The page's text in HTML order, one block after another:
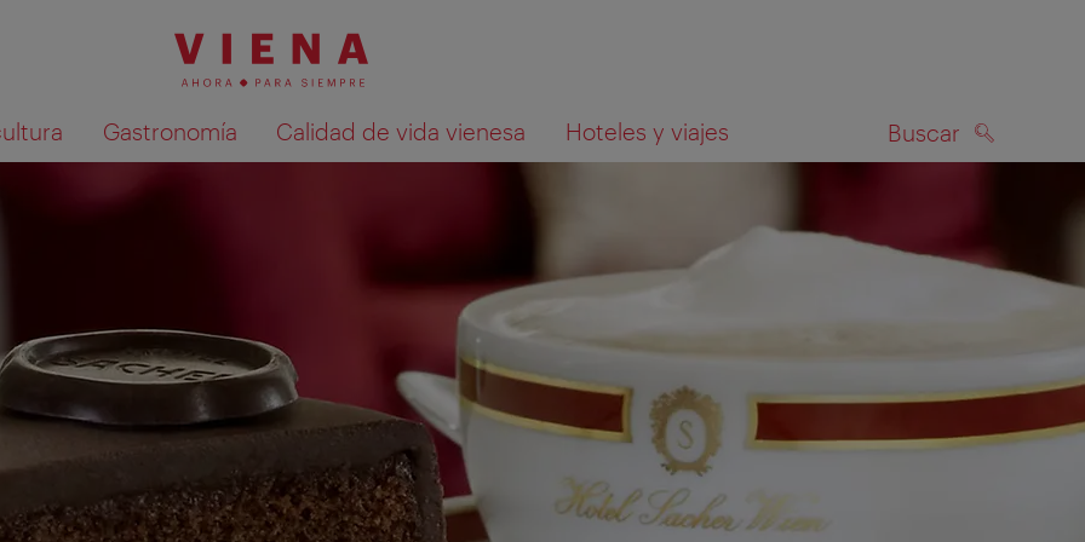
Gastronomía Calidad de vida vienesa Hoteles y viajes Buscar
Mostrar resultados de la búsqueda en el mapa